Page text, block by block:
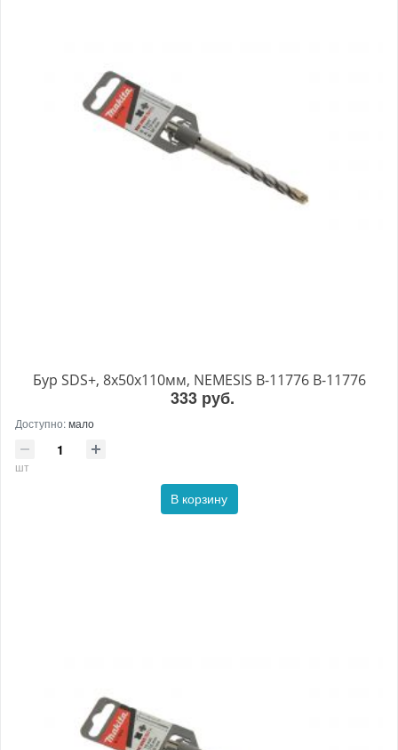
Бур SDS+, 8х50х110мм, NEMESIS B-11776 B-11776
333 руб.
Доступно:мало
шт
В корзину